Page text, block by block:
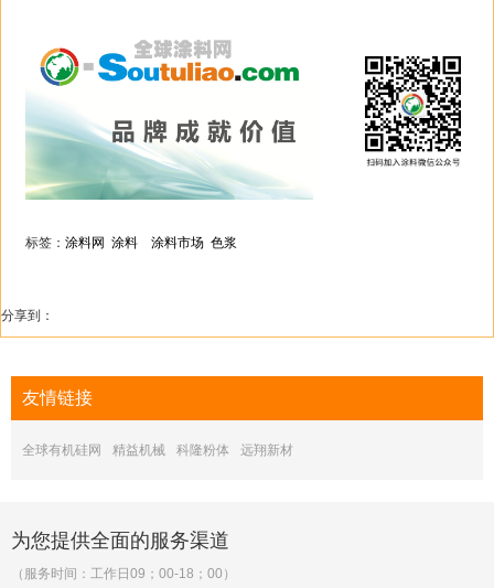
标签：涂料网 涂料 涂料市场 色浆
分享到：
友情链接
全球有机硅网 精益机械 科隆粉体 远翔新材
为您提供全面的服务渠道
（服务时间：工作日09；00-18；00）